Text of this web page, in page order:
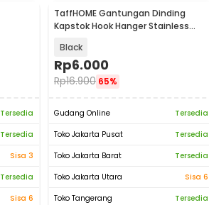
Tersedia
Tersedia
Sisa 3
Tersedia
Sisa 6
TaffHOME Gantungan Dinding
Kapstok Hook Hanger Stainless
Black
Rp6.000
Rp16.900 65%
Gudang Online
Tersedia
Toko Jakarta Pusat
Tersedia
Toko Jakarta Barat
Tersedia
Toko Jakarta Utara
Sisa 6
Toko Tangerang
Tersedia